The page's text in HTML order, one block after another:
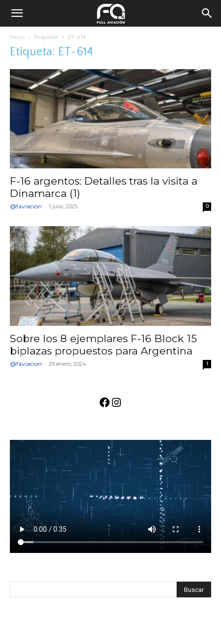
Inicio Etiquetas ET-614
Etiqueta: ET-614
F-16 argentos: Detalles tras la visita a
Dinamarca (1)
@faviacion - 1 julio, 2025 0
Sobre los 8 ejemplares F-16 Block 15
biplazas propuestos para Argentina
@faviacion - 29 enero, 2024 1
Facebook
Instagram